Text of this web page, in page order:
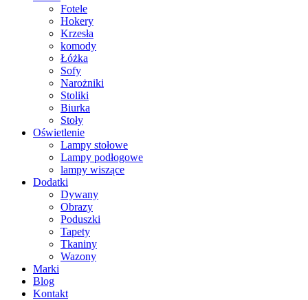
Fotele
Hokery
Krzesła
komody
Łóżka
Sofy
Narożniki
Stoliki
Biurka
Stoły
Oświetlenie
Lampy stołowe
Lampy podłogowe
lampy wiszące
Dodatki
Dywany
Obrazy
Poduszki
Tapety
Tkaniny
Wazony
Marki
Blog
Kontakt